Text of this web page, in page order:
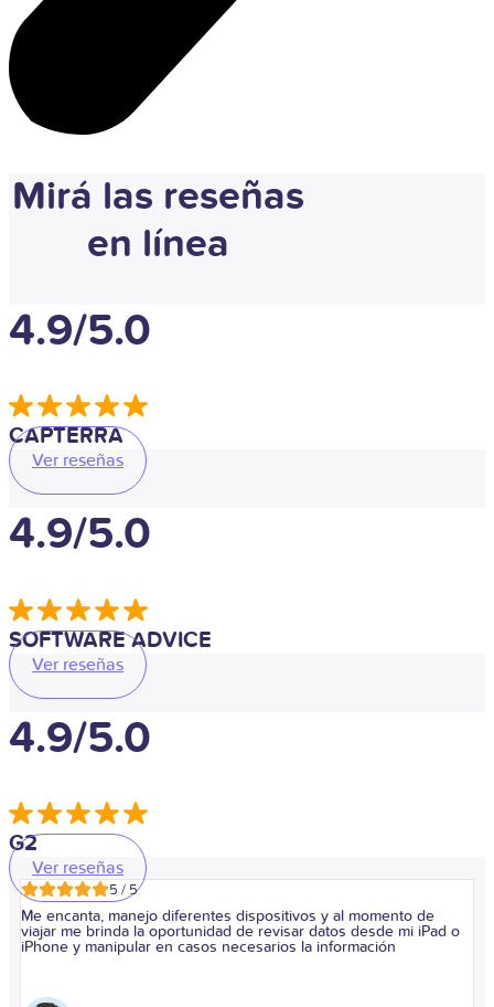
Mirá las reseñas
en línea
4.9/5.0
CAPTERRA
Ver reseñas
4.9/5.0
SOFTWARE ADVICE
Ver reseñas
4.9/5.0
G2
Ver reseñas
5 / 5
Me encanta, manejo diferentes dispositivos y al momento de
viajar me brinda la oportunidad de revisar datos desde mi iPad o
iPhone y manipular en casos necesarios la información